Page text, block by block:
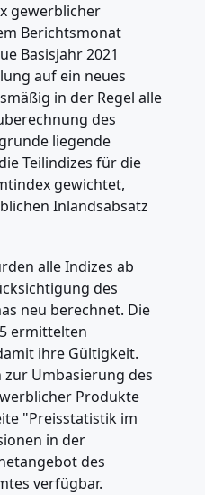
gewerblicher
Berichtsmonat
Basisjahr 2021
auf ein neues
in der Regel alle
des
liegende
Teilindizes für die
gewichtet,
Inlandsabsatz
alle Indizes ab
des
neu berechnet. Die
ermittelten
ihre Gültigkeit.
Umbasierung des
Produkte
"Preisstatistik im
in der
des
verfügbar.